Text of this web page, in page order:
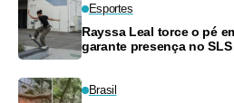
Esportes
Rayssa Leal torce o pé
garante presença no
Brasil